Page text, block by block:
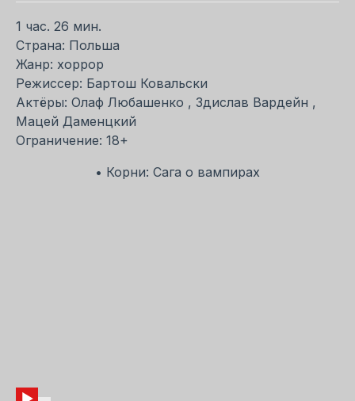
1 час. 26 мин.
Страна: Польша
Жанр: хоррор
Режиссер: Бартош Ковальски
Актёры: Олаф Любашенко , Здислав Вардейн ,
Мацей Даменцкий
Ограничение: 18+
• Корни: Сага о вампирах